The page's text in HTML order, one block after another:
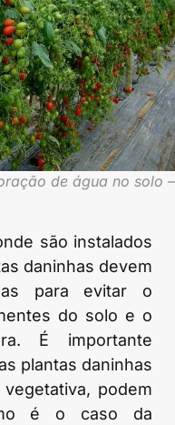
de água no solo –
são instalados
daninhas devem
para evitar o
do solo e o
É importante
plantas daninhas
podem
é o caso da